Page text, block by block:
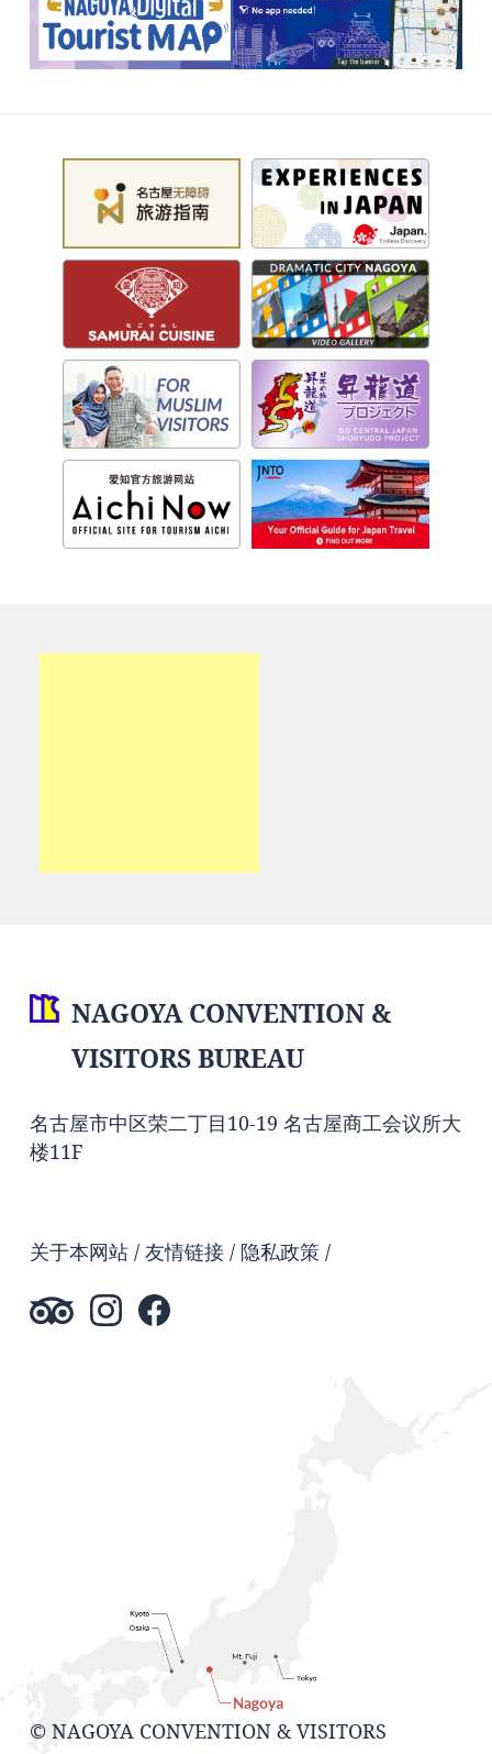
NAGOYA CONVENTION &
VISITORS BUREAU
名古屋市中区荣二丁目10-19 名古屋商工会议所大
楼11F
关于本网站 友情链接 隐私政策
© NAGOYA CONVENTION & VISITORS